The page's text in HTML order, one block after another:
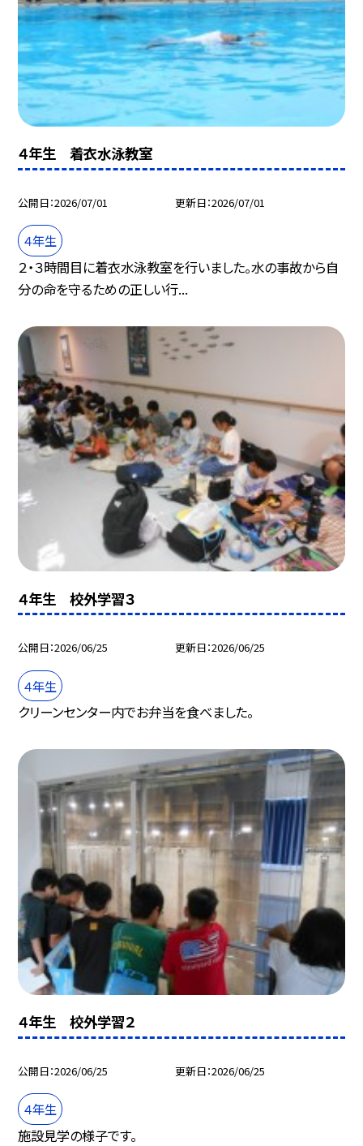
４年生 着衣水泳教室
公開日 2026/07/01 更新日 2026/07/01
４年生
２・３時間目に着衣水泳教室を行いました。水の事故から自
分の命を守るための正しい行...
４年生 校外学習３
公開日 2026/06/25 更新日 2026/06/25
４年生
クリーンセンター内でお弁当を食べました。
４年生 校外学習２
公開日 2026/06/25 更新日 2026/06/25
４年生
施設見学の様子です。